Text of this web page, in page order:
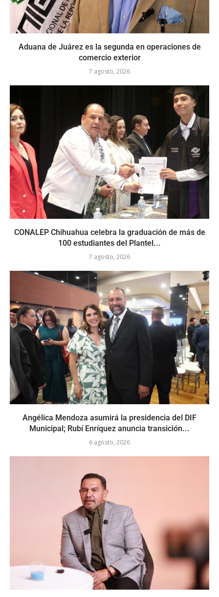
Aduana de Juárez es la segunda en operaciones de
comercio exterior
7 agosto, 2026
CONALEP Chihuahua celebra la graduación de más de
100 estudiantes del Plantel...
7 agosto, 2026
Angélica Mendoza asumirá la presidencia del DIF
Municipal; Rubí Enríquez anuncia transición...
6 agosto, 2026